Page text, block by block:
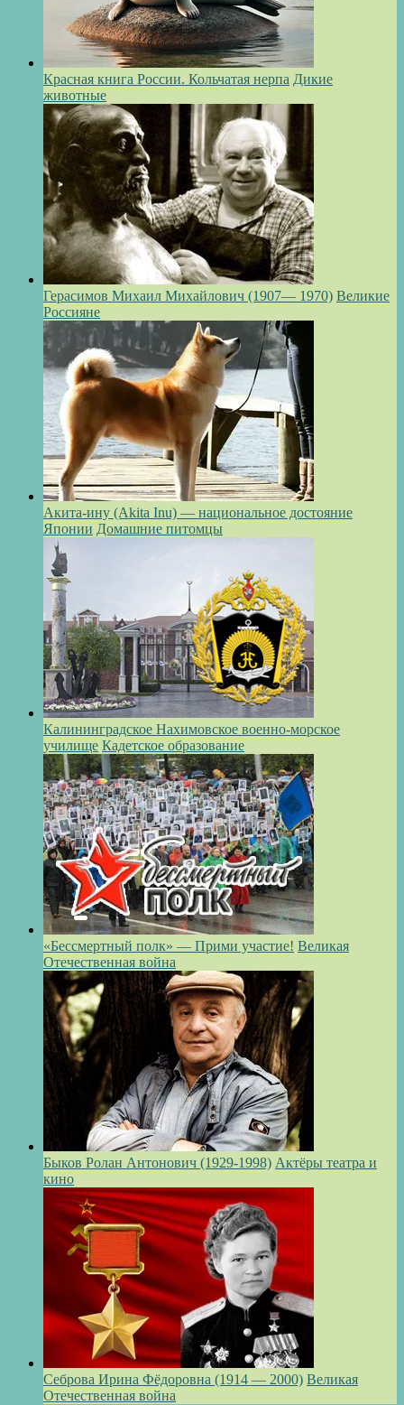
Красная книга России. Кольчатая нерпа Дикие
животные
Герасимов Михаил Михайлович (1907— 1970) Великие
Россияне
Акита-ину (Akita Inu) — национальное достояние
Японии Домашние питомцы
Калининградское Нахимовское военно-морское
училище Кадетское образование
«Бессмертный полк» — Прими участие! Великая
Отечественная война
Быков Ролан Антонович (1929-1998) Актёры театра и
кино
Себрова Ирина Фёдоровна (1914 — 2000) Великая
Отечественная война